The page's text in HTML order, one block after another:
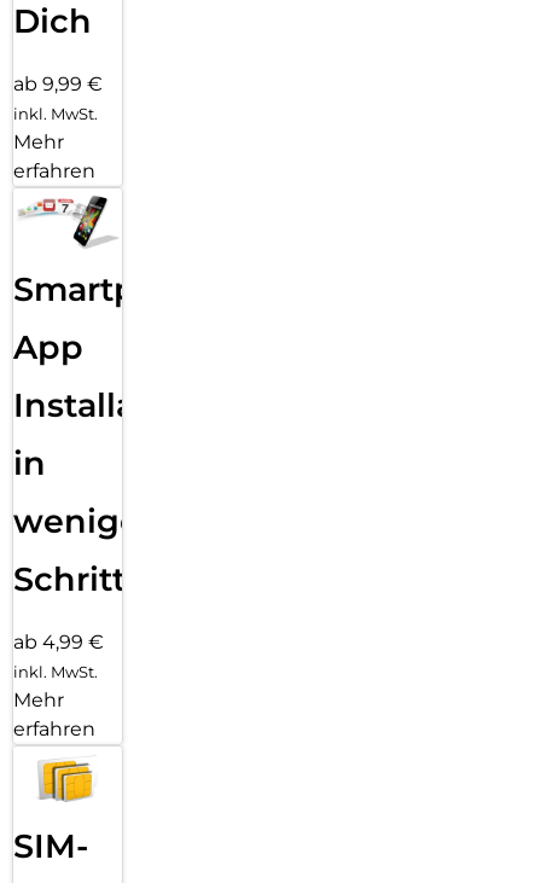
Dich
ab 9,99 €
inkl. MwSt.
Mehr
erfahren
Smartphone
App
Installation
in
wenigen
Schritten
ab 4,99 €
inkl. MwSt.
Mehr
erfahren
SIM-